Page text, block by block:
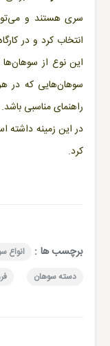
سری هستند و
انتخاب کرد و در
این نوع از
سوهان‌هایی که در
راهنمای مناسبی
در این زمینه داشته
کرد.
برچسب ها : انواع
دسته سوهان